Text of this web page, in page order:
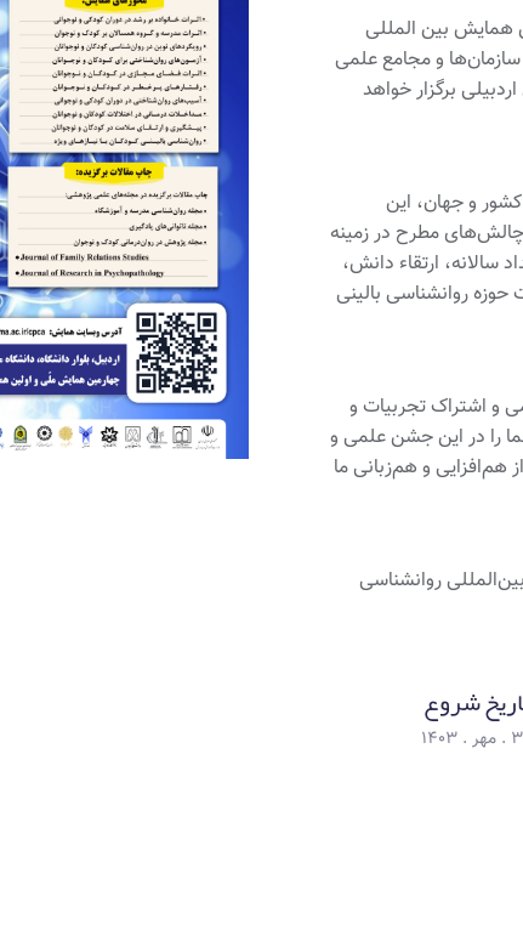
همایش بین المللی
سازمان‌ها و مجامع علمی
در دانشگاه محقق اردبیلی برگزار خواهد
و جهان، این
مطرح در زمینه
سالانه، ارتقاء دانش،
روانشناسی بالینی
و اشتراک تجربیات و
را در این جشن علمی و
هم‌افزایی و هم‌زبانی ما
روانشناسی
شروع
1403